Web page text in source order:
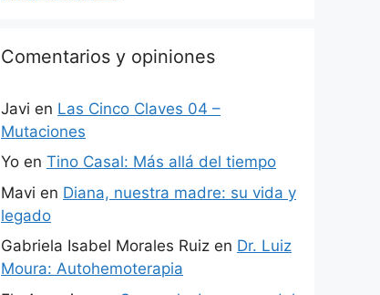
Comentarios y opiniones
Javi en Las Cinco Claves 04 –
Mutaciones
Yo en Tino Casal: Más allá del tiempo
Mavi en Diana, nuestra madre: su vida y
legado
Gabriela Isabel Morales Ruiz en Dr. Luiz
Moura: Autohemoterapia